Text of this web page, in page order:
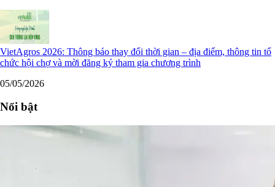
VietAgros 2026: Thông báo thay đổi thời gian – địa điểm, thông tin tổ
chức hội chợ và mời đăng ký tham gia chương trình
05/05/2026
Nổi bật